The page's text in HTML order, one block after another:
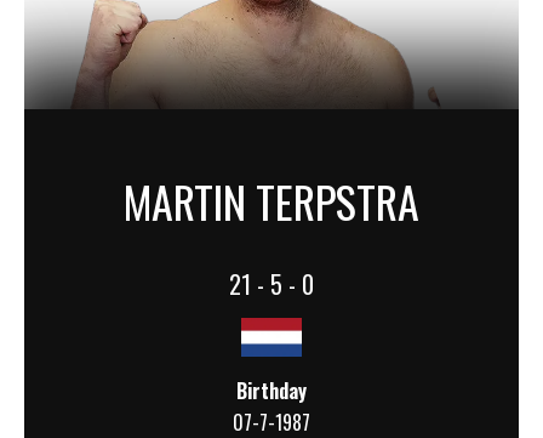
MARTIN TERPSTRA
21 - 5 - 0
Birthday
07-7-1987